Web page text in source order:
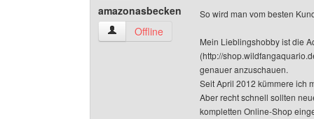
amazonasbecken
amazonasbecken Benutzer-Profile anzeigen
Offline
So wird man vom besten
Mein Lieblingshobby ist die
(http://
genauer anzuschauen.
Seit April 2012 kümmere ich
Aber recht schnell sollten
kompletten Online-Shop